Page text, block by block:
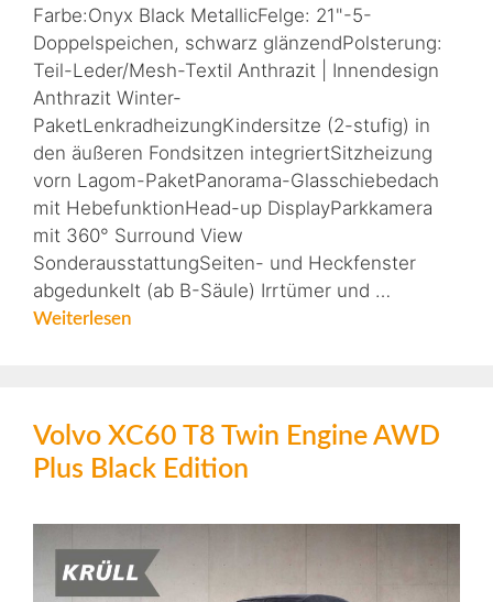
Farbe:Onyx Black MetallicFelge: 21"-5-
Doppelspeichen, schwarz glänzendPolsterung:
Teil-Leder/Mesh-Textil Anthrazit | Innendesign
Anthrazit Winter-
PaketLenkradheizungKindersitze (2-stufig) in
den äußeren Fondsitzen integriertSitzheizung
vorn Lagom-PaketPanorama-Glasschiebedach
mit HebefunktionHead-up DisplayParkkamera
mit 360° Surround View
SonderausstattungSeiten- und Heckfenster
abgedunkelt (ab B-Säule) Irrtümer und …
Weiterlesen
Volvo XC60 T8 Twin Engine AWD
Plus Black Edition